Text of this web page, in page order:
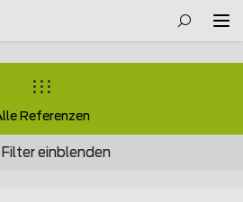
Referenzen
Filter einblenden